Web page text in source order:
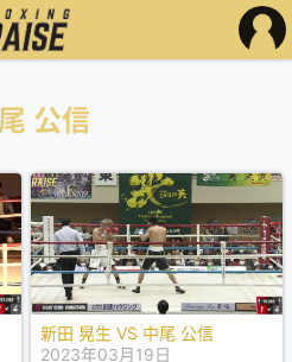
公信
新田 晃生 VS 中尾 公信
2023年03月19日